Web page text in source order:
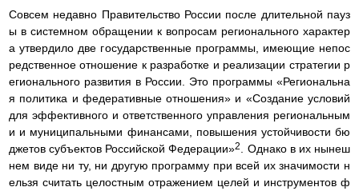
Совсем недавно Правительство России после длительной пауз
ы в системном обращении к вопросам регионального характер
а утвердило две государственные программы, имеющие непос
редственное отношение к разработке и реализации стратегии р
егионального развития в России. Это программы «Региональна
я политика и федеративные отношения» и «Создание условий
для эффективного и ответственного управления региональным
и и муниципальными финансами, повышения устойчивости бю
джетов субъектов Российской Федерации»2
. Однако в их нынеш
нем виде ни ту, ни другую программу при всей их значимости н
ельзя считать целостным отражением целей и инструментов ф